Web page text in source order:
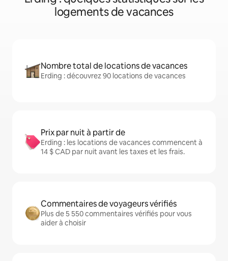
logements de vacances
Nombre total de locations de vacances
Erding : découvrez 90 locations de vacances
Prix par nuit à partir de
Erding : les locations de vacances commencent à
14 $ CAD par nuit avant les taxes et les frais.
Commentaires de voyageurs vérifiés
Plus de 5 550 commentaires vérifiés pour vous
aider à choisir